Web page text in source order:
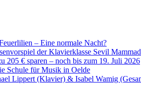
– Eine normale Nacht?
der Klavierklasse Sevil
205 € sparen – noch bis zum 19. Juli 2026
Schule für Musik in Oelde
Lippert (Klavier) & Isabel Wamig